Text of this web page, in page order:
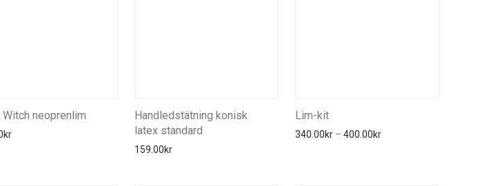
Witch neoprenlim
kr
Handledstätning konisk
latex standard
159.00kr
Lim-kit
340.00kr – 400.00krPrisintervall: 340.00kr